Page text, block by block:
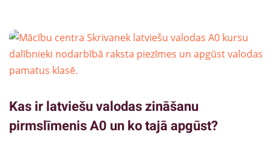
Kas ir latviešu valodas zināšanu
pirmslīmenis A0 un ko tajā apgūst?